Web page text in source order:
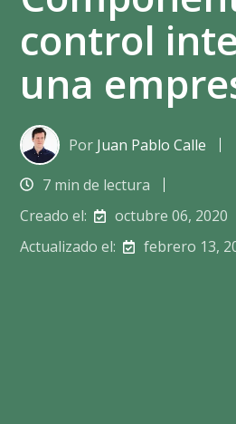
control
una
Por Juan Pablo Calle
7 min de lectura
Creado el:
octubre 06, 2020
Actualizado el:
febrero 13,